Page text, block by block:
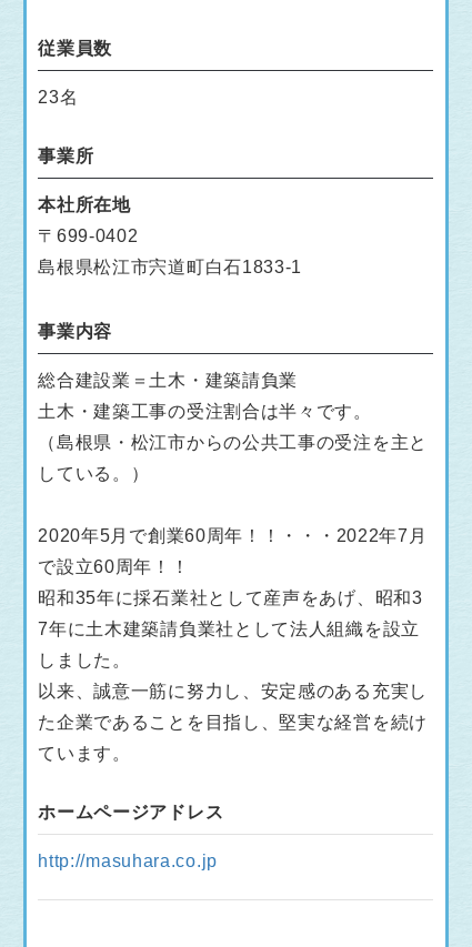
従業員数
23名
事業所
本社所在地
〒699-0402
島根県松江市宍道町白石1833-1
事業内容
総合建設業＝土木・建築請負業
土木・建築工事の受注割合は半々です。
（島根県・松江市からの公共工事の受注を主と
している。）
2020年5月で創業60周年！！・・・2022年7月
で設立60周年！！
昭和35年に採石業社として産声をあげ、昭和3
7年に土木建築請負業社として法人組織を設立
しました。
以来、誠意一筋に努力し、安定感のある充実し
た企業であることを目指し、堅実な経営を続け
ています。
ホームページアドレス
http://masuhara.co.jp